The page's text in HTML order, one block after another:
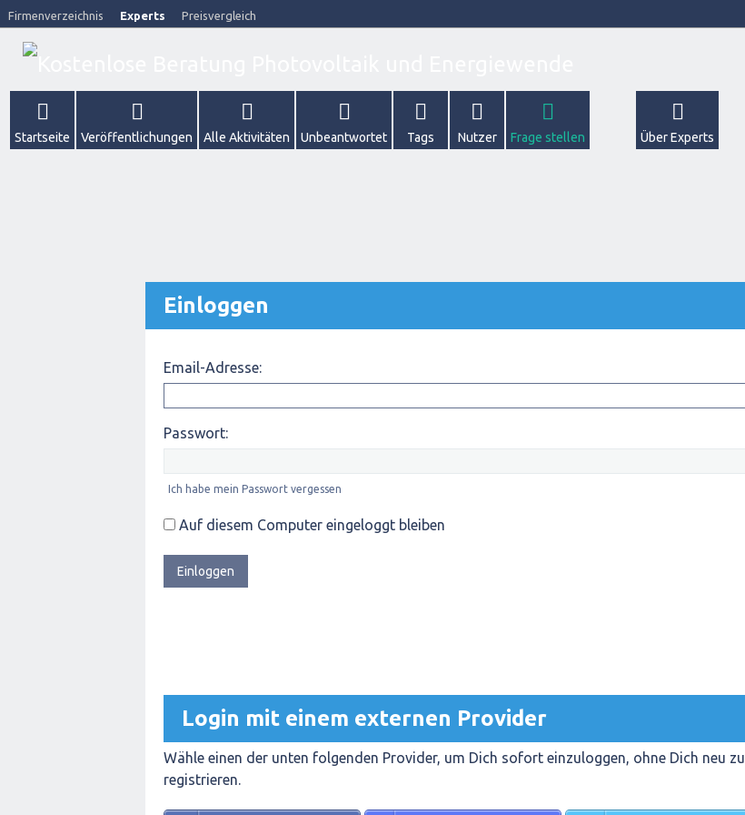
Firmenverzeichnis Experts Preisvergleich
Startseite Veröffentlichungen Alle Aktivitäten Unbeantwortet Tags Nutzer Frage stellen Über Experts
Einloggen
Email-Adresse:
Passwort:
Ich habe mein Passwort vergessen
Auf diesem Computer eingeloggt bleiben
Login mit einem externen Provider
Wähle einen der unten folgenden Provider, um Dich sofort einzuloggen, ohne Dich neu zu
registrieren.